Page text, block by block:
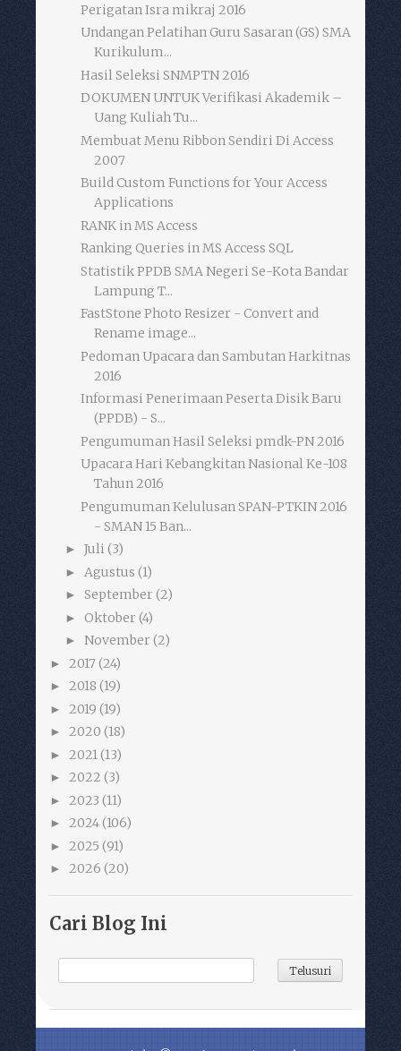
Perigatan Isra mikraj 2016
Undangan Pelatihan Guru Sasaran (GS) SMA
Kurikulum...
Hasil Seleksi SNMPTN 2016
DOKUMEN UNTUK Verifikasi Akademik –
Uang Kuliah Tu...
Membuat Menu Ribbon Sendiri Di Access
2007
Build Custom Functions for Your Access
Applications
RANK in MS Access
Ranking Queries in MS Access SQL
Statistik PPDB SMA Negeri Se-Kota Bandar
Lampung T...
FastStone Photo Resizer - Convert and
Rename image...
Pedoman Upacara dan Sambutan Harkitnas
2016
Informasi Penerimaan Peserta Disik Baru
(PPDB) - S...
Pengumuman Hasil Seleksi pmdk-PN 2016
Upacara Hari Kebangkitan Nasional Ke-108
Tahun 2016
Pengumuman Kelulusan SPAN-PTKIN 2016
- SMAN 15 Ban...
► Juli (3)
► Agustus (1)
► September (2)
► Oktober (4)
► November (2)
► 2017 (24)
► 2018 (19)
► 2019 (19)
► 2020 (18)
► 2021(13)
► 2022 (3)
► 2023 (11)
► 2024(106)
► 2025 (91)
► 2026 (20)
Cari Blog Ini